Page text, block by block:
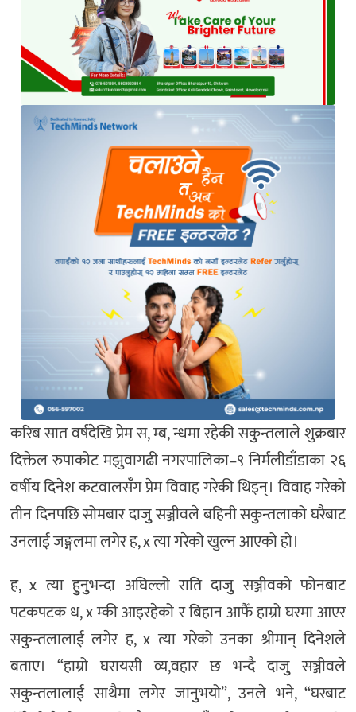
करिब सात वर्षदेखि प्रेम स, म्ब, न्धमा रहेकी सकुुन्तलाले शुक्रबार
दिक्तेल रुपाकोट मझुवागढी नगरपालिका–९ निर्मलीडाँडाका २६
वर्षीय दिनेश कटवालसँग प्रेम विवाह गरेकी थिइन्। विवाह गरेको
तीन दिनपछि सोमबार दाजुु सञ्जीवले बहिनी सकुुन्तलाको घरैबाट
उनलाई जङ्गलमा लगेर ह, x त्या गरेको खुल्न आएको हो।
ह, x त्या हुुनुुभन्दा अघिल्लो राति दाजुु सञ्जीवको फोनबाट
पटकपटक ध, x म्की आइरहेको र बिहान आफैँ हाम्रो घरमा आएर
सकुुन्तलालाई लगेर ह, x त्या गरेको उनका श्रीमान् दिनेशले
बताए। “हाम्रो घरायसी व्य,वहार छ भन्दै दाजुु सञ्जीवले
सकुुन्तलालाई साथैमा लगेर जानुुभयो”, उनले भने, “घरबाट